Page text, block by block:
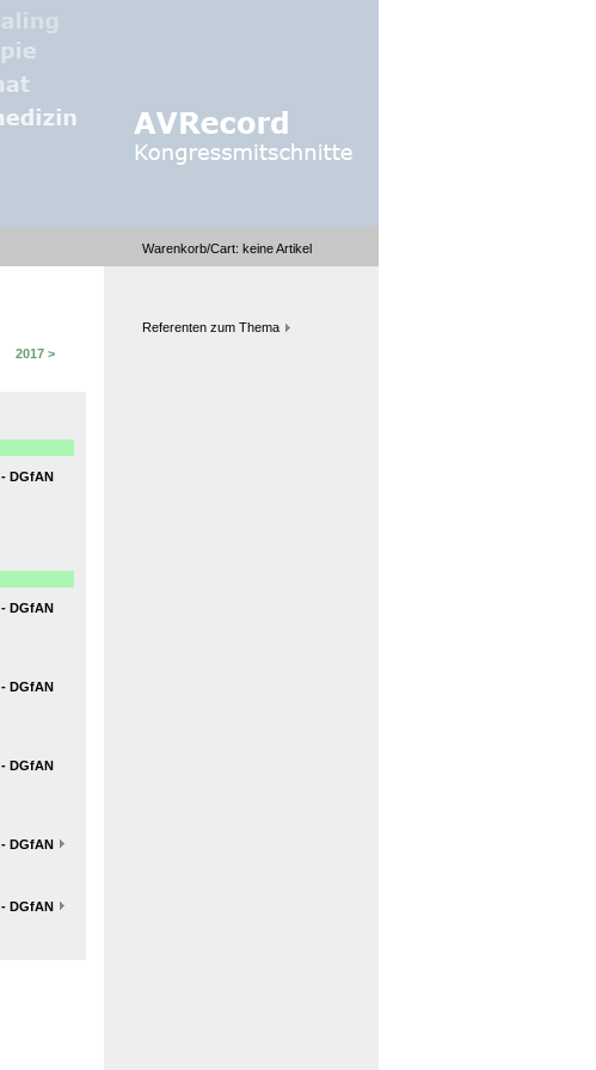
Warenkorb/Cart: keineArtikel
2017 >
DGfAN
DGfAN
DGfAN
DGfAN
DGfAN
DGfAN
Referenten zum Thema